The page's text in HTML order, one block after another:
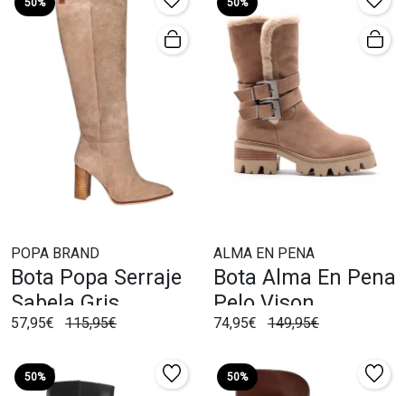
POPA BRAND
Bota Popa Serraje
Sabela Gris
57,95€ 115,95€
ALMA EN PENA
Bota Alma En Pena
Pelo Vison
74,95€ 149,95€
50% 50%